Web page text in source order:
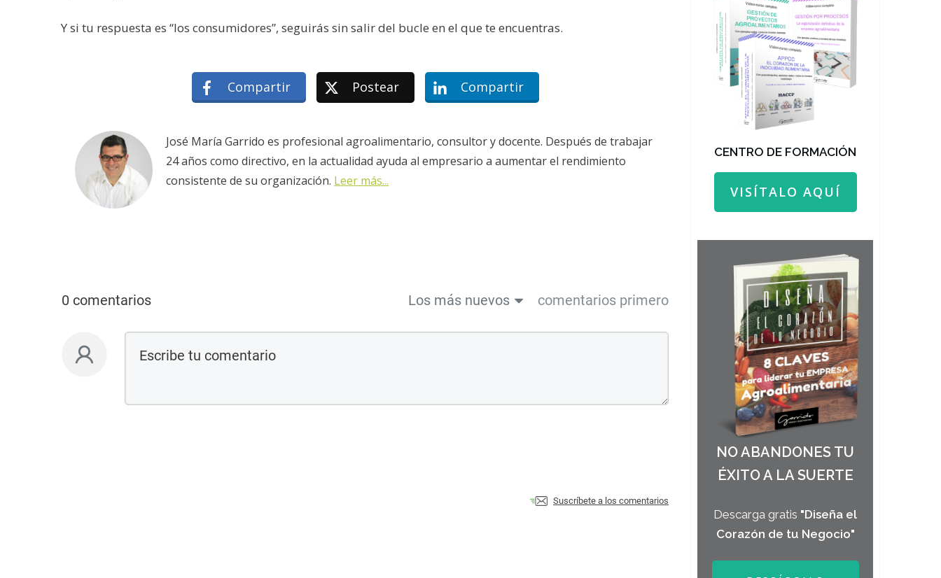
Y si tu respuesta es “los consumidores”, seguirás sin salir del bucle en el que te encuentras.
Compartir Postear Compartir
José María Garrido es profesional agroalimentario, consultor y docente. Después de trabajar
24 años como directivo, en la actualidad ayuda al empresario a aumentar el rendimiento
consistente de su organización. Leer más...
0 comentarios Los más nuevos comentarios primero
Suscríbete a los comentarios
CENTRO DE FORMACIÓN
VISÍTALO AQUÍ
NO ABANDONES TU
ÉXITO A LA SUERTE
Descarga gratis "Diseña el
Corazón de tu Negocio"